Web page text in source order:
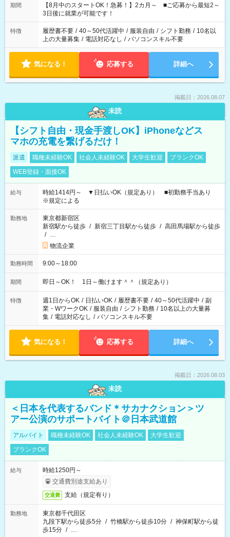
「できれば残業はしたくない」 など、ご希望を教えてください
ね。 ※Wワーク希望の方へ 今ご覧のお仕事で希望する勤務時間
と、もう1つのお仕事の勤務時間。 合計で週40時間を超える場
合は応募できません。
期間
【8月中のスタートOK！急募！】2カ月～ ■ご応募から最短2～
3日後に就業が可能です！
特徴 履歴書不要 / 40～50代活躍中 / 服装自由 / シフト勤務 / 10名以
上の大量募集 / 電話対応なし / パソコンスキル不要
気になる！ 応募する 詳細へ
掲載日：2026.08.07
未読
【シフト自由・現金手渡しOK】iPhoneなどス
マホの充電を繋げるだけ！
派遣 職種未経験OK 社会人未経験OK 大学生歓迎
ブランクOK
WEB登録・面接OK
給与
時給1414円～ ▼日払いOK（規定あり） ■初勤務手当あり
※規定による
勤務地
東京都新宿区
新宿駅から徒歩 / 新宿三丁目駅から徒歩 / 高田馬場駅から徒歩
/ …
物流企業
勤務時間 9:00～18:00
期間 即日～OK！ 1日～働けます＾＾（規定あり）
特徴 週1日からOK / 日払いOK / 履歴書不要 / 40～50代活躍中 / 副
業・WワークOK / 服装自由 / シフト勤務 / 10名以上の大量募
集 / 電話対応なし / パソコンスキル不要
気になる！ 応募する 詳細へ
掲載日：2026.08.03
未読
＜日本を代表するバンド＊サカナクション＞ツ
アー公演のサポートバイト＠日本武道館
アルバイト 職種未経験OK 社会人未経験OK
大学生歓迎
ブランクOK
給与
時給1250円～
交通費別途支給あり
交通費 支給（規定有り）
勤務地
東京都千代田区
九段下駅から徒歩5分 / 竹橋駅から徒歩10分 / 神保町駅から徒
歩15分 / …